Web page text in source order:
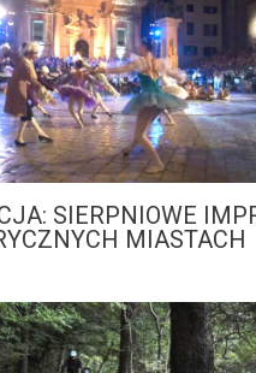
SIERPNIOWE
MIASTACH